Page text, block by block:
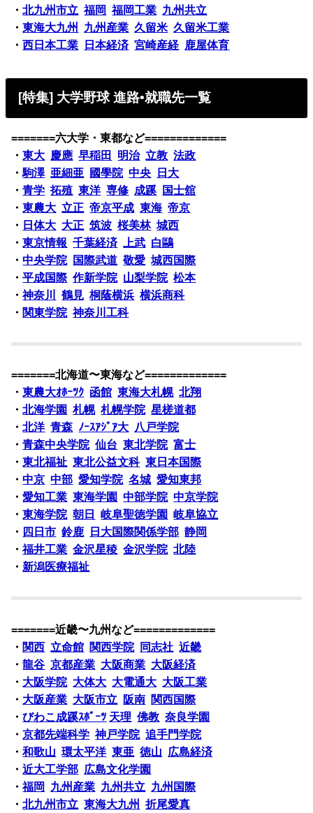
・北九州市立 福岡 福岡工業 九州共立
・東海大九州 九州産業 久留米 久留米工業
・西日本工業 日本経済 宮崎産経 鹿屋体育
[特集] 大学野球 進路•就職先一覧
=======六大学・東都など=============
・東大 慶應 早稲田 明治 立教 法政
・駒澤 亜細亜 國學院 中央
日大
・青学 拓殖 東洋 専修 成蹊
国士舘
・東農大 立正 帝京平成 東海 帝京
・ 日体大 大正 筑波 桜美林 城西
・東京情報 千葉経済 上武 白鷗
・中央学院 国際武道 敬愛 城西国際
・平成国際 作新学院 山梨学院 松本
・神奈川 鶴見 桐蔭横浜 横浜商科
・ 関東学院 神奈川工科
=======北海道〜東海など=============
・東農大ｵﾎｰﾂｸ 函館 東海大札幌 北翔
・北海学園 札幌 札幌学院 星槎道都
・北洋 青森 ﾉｰｽｱｼﾞｱ大 八戸学院
・青森中央学院 仙台 東北学院 富士
・東北福祉 東北公益文科 東日本国際
・中京 中部 愛知学院 名城 愛知東邦
・愛知工業 東海学園 中部学院 中京学院
・東海学院 朝日 岐阜聖徳学園
岐阜協立
・ 四日市 鈴鹿 日大国際関係学部 静岡
・福井工業 金沢星稜 金沢学院 北陸
・ 新潟医療福祉
=======近畿〜九州など=============
・ 関西 立命館 関西学院 同志社 近畿
・龍谷 京都産業 大阪商業 大阪経済
・ 大阪学院 大体大 大電通大 大阪工業
・ 大阪産業 大阪市立 阪南 関西国際
・びわこ成蹊ｽﾎﾟｰﾂ 天理 佛教 奈良学園
・京都先端科学 神戸学院 追手門学院
・和歌山 環太平洋 東亜 徳山 広島経済
・近大工学部 広島文化学園
・福岡 九州産業 九州共立 九州国際
・北九州市立 東海大九州
折尾愛真